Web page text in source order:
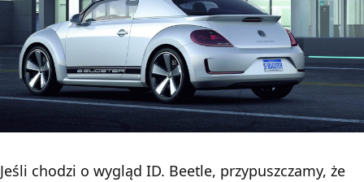
Jeśli chodzi o wygląd ID. Beetle, przypuszczamy, że